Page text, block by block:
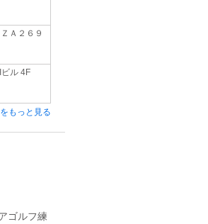
Ａ２６９
ル 4F
もっと見る
ゴルフ練